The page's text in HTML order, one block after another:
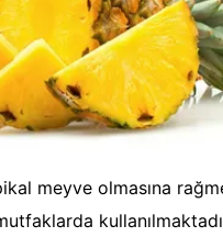
meyve olmasına